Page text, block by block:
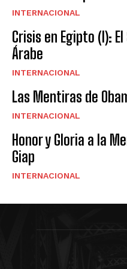
INTERNACIONAL
Crisis en Egipto (I):
Árabe
INTERNACIONAL
Las Mentiras de
INTERNACIONAL
Honor y Gloria a la
Giap
INTERNACIONAL